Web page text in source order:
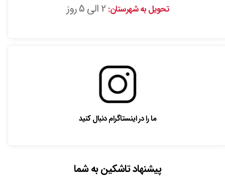
تحویل به شهرستان: 2 الی 5 روز
ما را در اینستاگرام دنبال کنید
پیشنهاد تاشکین به شما